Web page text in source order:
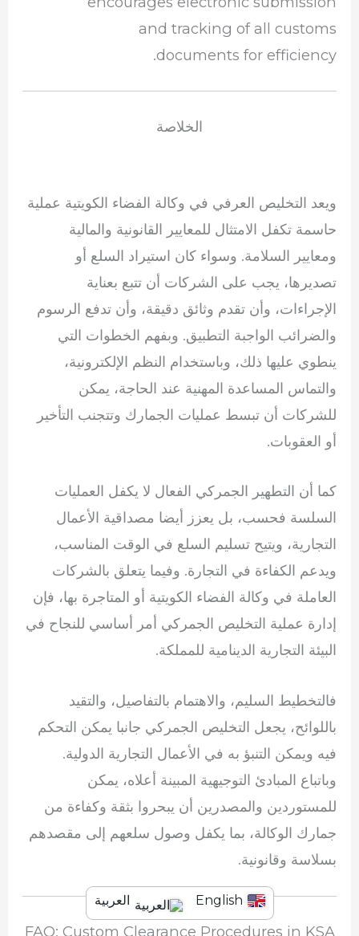
and tracking of all customs
documents for efficiency.
الخلاصة
ويعد التخليص العرفي في وكالة الفضاء الكويتية عملية
حاسمة تكفل الامتثال للمعايير القانونية والمالية
ومعايير السلامة. وسواء كان استيراد السلع أو
تصديرها، يجب على الشركات أن تتبع بعناية
الإجراءات، وأن تقدم وثائق دقيقة، وأن تدفع الرسوم
والضرائب الواجبة التطبيق. وبفهم الخطوات التي
ينطوي عليها ذلك، وباستخدام النظم الإلكترونية،
والتماس المساعدة المهنية عند الحاجة، يمكن
للشركات أن تبسط عمليات الجمارك وتتجنب التأخير
أو العقوبات.
كما أن التطهير الجمركي الفعال لا يكفل العمليات
السلسة فحسب، بل يعزز أيضا مصداقية الأعمال
التجارية، ويتيح تسليم السلع في الوقت المناسب،
ويدعم الكفاءة في التجارة. وفيما يتعلق بالشركات
العاملة في وكالة الفضاء الكويتية أو المتاجرة بها، فإن
إدارة عملية التخليص الجمركي أمر أساسي للنجاح في
البيئة التجارية الدينامية للمملكة.
فالتخطيط السليم، والاهتمام بالتفاصيل، والتقيد
باللوائح، يجعل التخليص الجمركي جانبا يمكن التحكم
فيه ويمكن التنبؤ به في الأعمال التجارية الدولية.
وباتباع المبادئ التوجيهية المبينة أعلاه، يمكن
للمستوردين والمصدرين أن يبحروا بثقة وكفاءة من
جمارك الوكالة، بما يكفل وصول سلعهم إلى مقصدهم
بسلاسة وقانونية.
FAQ: Custom Clearance Procedures in KSA
English العربية